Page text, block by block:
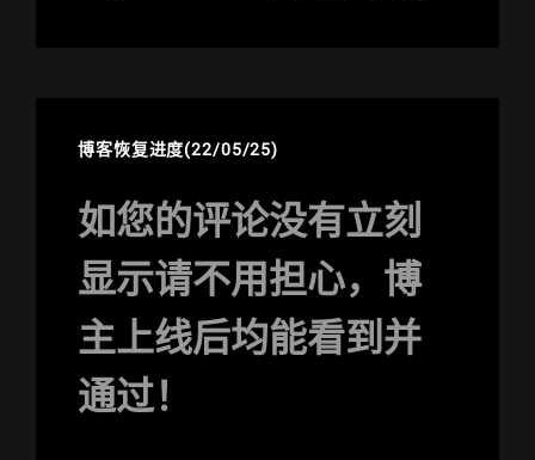
博客恢复进度(22/05/25)
如您的评论没有立刻
显示请不用担心，博
主上线后均能看到并
通过！